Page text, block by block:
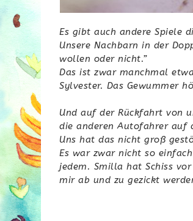
Es gibt auch andere Spiele
Unsere Nachbarn in der
wollen oder nicht.”
Das ist zwar manchmal
Sylvester. Das Gewummer
Und auf der Rückfahrt von
die anderen Autofahrer auf
Uns hat das nicht groß
Es war zwar nicht so
jedem. Smilla hat Schiss
mir ab und zu gezickt